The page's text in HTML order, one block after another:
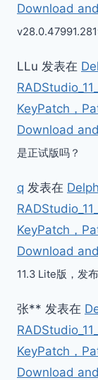
Download
LLu 发表在
KeyPatch，
Download
是正试版吗？
q 发表在
KeyPatch，
Download
11.3 Lite版，发
张** 发表在
KeyPatch，
Download